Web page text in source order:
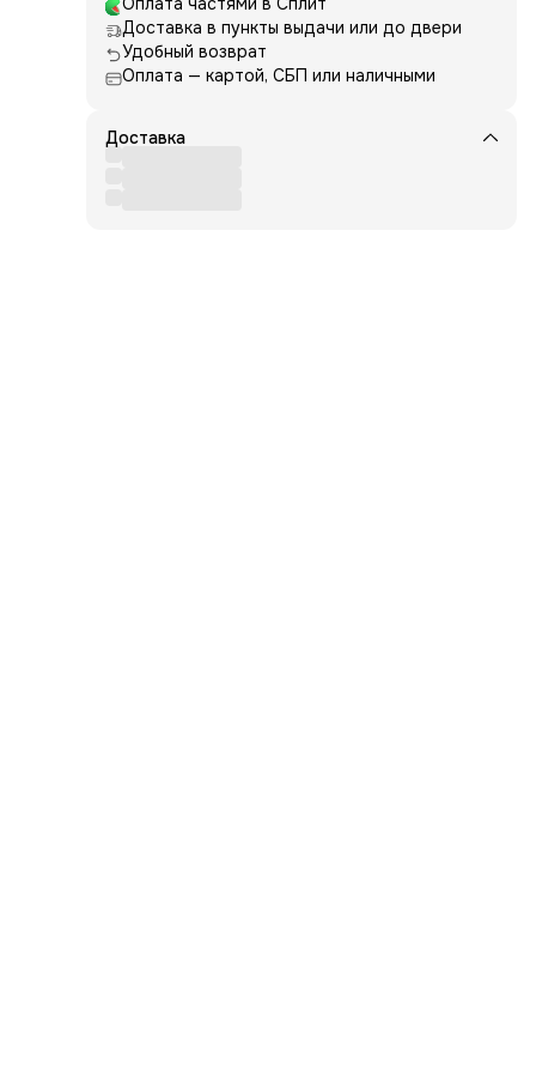
Доставка в пункты выдачи или до двери
Удобный возврат
Оплата — картой, СБП или наличными
Доставка